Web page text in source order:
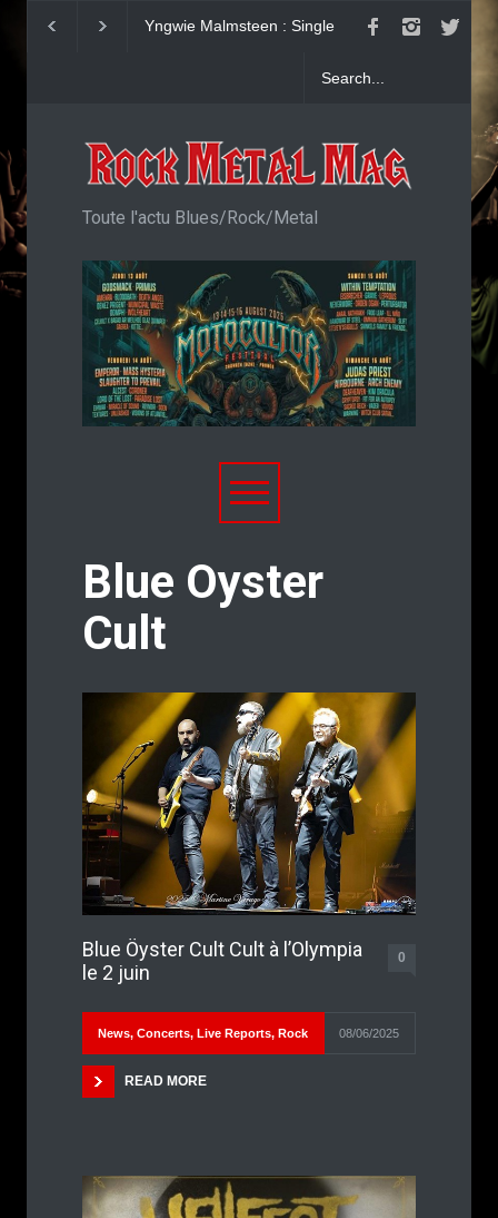
Yngwie Malmsteen : Single
KAI HANSEN :
Welcome To Life
Toute l'actu Blues/Rock/Metal
Blue Oyster
Cult
Blue Öyster Cult Cult à l’Olympia
le 2 juin
0
News, Concerts, Live Reports, Rock 08/06/2025
READ MORE